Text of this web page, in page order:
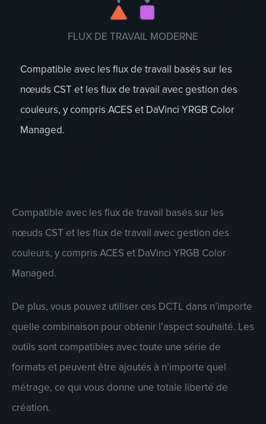
FLUX DE TRAVAIL MODERNE
Compatible avec les flux de travail basés sur les
nœuds CST et les flux de travail avec gestion des
couleurs, y compris ACES et DaVinci YRGB Color
Managed.
Compatible avec les flux de travail basés sur les
nœuds CST et les flux de travail avec gestion des
couleurs, y compris ACES et DaVinci YRGB Color
Managed.
De plus, vous pouvez utiliser ces DCTL dans n’importe
quelle combinaison pour obtenir l’aspect souhaité. Les
outils sont compatibles avec toute une série de
formats et peuvent être ajoutés à n’importe quel
métrage, ce qui vous donne une totale liberté de
création.